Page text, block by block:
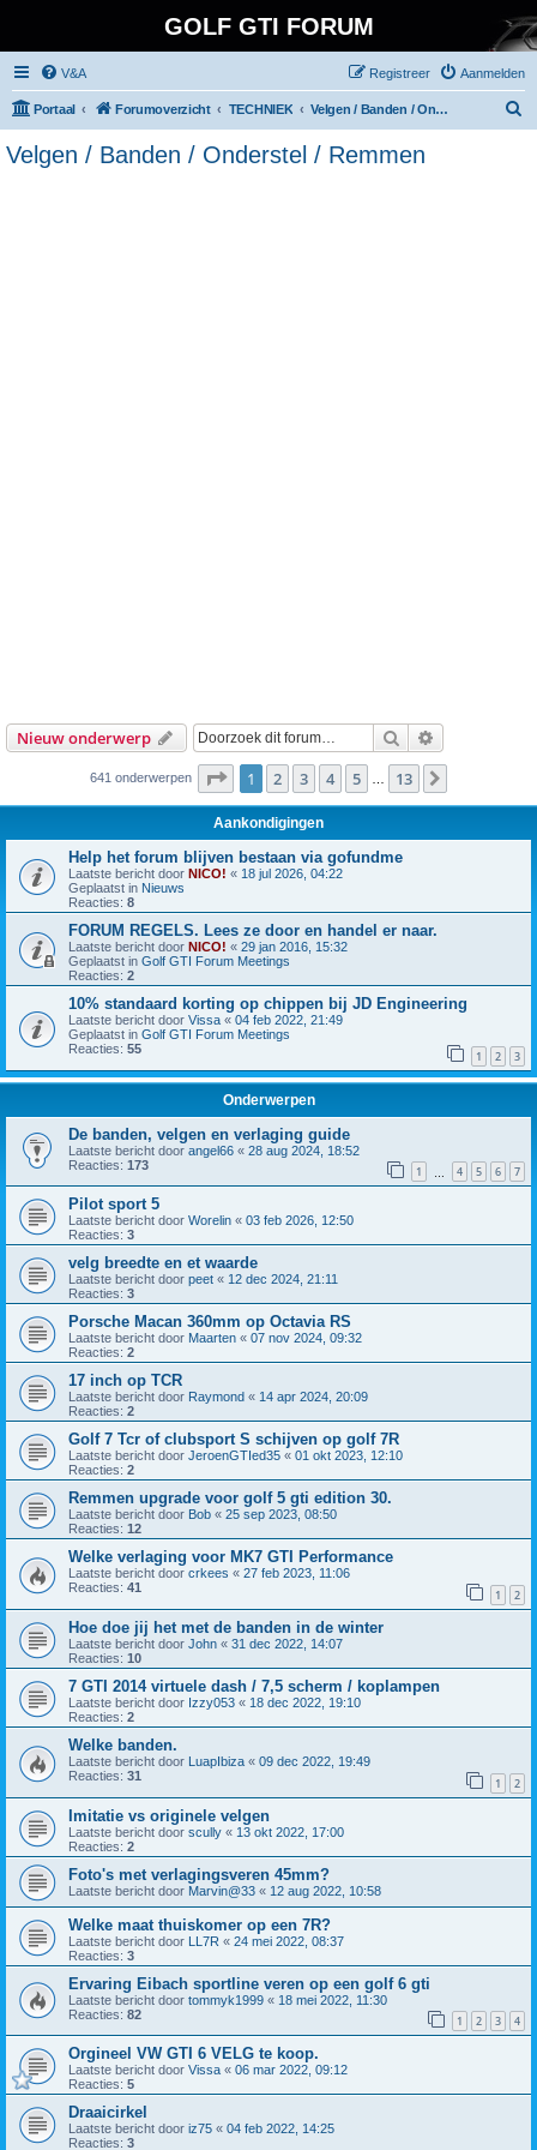
GOLF GTI FORUM
V&A Aanmelden
Registreer
Portaal Forumoverzicht TECHNIEK Velgen / Banden / Onderstel / Remmen
Velgen / Banden / Onderstel / Remmen
Nieuw onderwerp Zoek
641 onderwerpen Pagina van 13
1 2 3 4 5 13
Aankondigingen
Help het forum blijven bestaan via gofundme
Laatste bericht door NICO! « 18 jul 2026, 04:22
Geplaatst in Nieuws
Reacties: 8
FORUM REGELS. Lees ze door en handel er naar.
Laatste bericht door NICO! « 29 jan 2016, 15:32
Geplaatst in Golf GTI Forum Meetings
Reacties: 2
10% standaard korting op chippen bij JD Engineering
Laatste bericht door Vissa « 04 feb 2022, 21:49
Geplaatst in Golf GTI Forum Meetings
Reacties: 55 1 2 3
Onderwerpen
De banden, velgen en verlaging guide
Laatste bericht door angel66 « 28 aug 2024, 18:52
Reacties: 173 1 4 5 6 7
Pilot sport 5
Laatste bericht door Worelin « 03 feb 2026, 12:50
Reacties: 3
velg breedte en et waarde
Laatste bericht door peet « 12 dec 2024, 21:11
Reacties: 3
Porsche Macan 360mm op Octavia RS
Laatste bericht door Maarten « 07 nov 2024, 09:32
Reacties: 2
17 inch op TCR
Laatste bericht door Raymond « 14 apr 2024, 20:09
Reacties: 2
Golf 7 Tcr of clubsport S schijven op golf 7R
Laatste bericht door JeroenGTIed35 « 01 okt 2023, 12:10
Reacties: 2
Remmen upgrade voor golf 5 gti edition 30.
Laatste bericht door Bob « 25 sep 2023, 08:50
Reacties: 12
Welke verlaging voor MK7 GTI Performance
Laatste bericht door crkees « 27 feb 2023, 11:06
Reacties: 41 1 2
Hoe doe jij het met de banden in de winter
Laatste bericht door John « 31 dec 2022, 14:07
Reacties: 10
7 GTI 2014 virtuele dash / 7,5 scherm / koplampen
Laatste bericht door Izzy053 « 18 dec 2022, 19:10
Reacties: 2
Welke banden.
Laatste bericht door LuapIbiza « 09 dec 2022, 19:49
Reacties: 31 1 2
Imitatie vs originele velgen
Laatste bericht door scully « 13 okt 2022, 17:00
Reacties: 2
Foto's met verlagingsveren 45mm?
Laatste bericht door Marvin@33 « 12 aug 2022, 10:58
Welke maat thuiskomer op een 7R?
Laatste bericht door LL7R « 24 mei 2022, 08:37
Reacties: 3
Ervaring Eibach sportline veren op een golf 6 gti
Laatste bericht door tommyk1999 « 18 mei 2022, 11:30
Reacties: 82 1 2 3 4
Orgineel VW GTI 6 VELG te koop.
Laatste bericht door Vissa « 06 mar 2022, 09:12
Reacties: 5
Draaicirkel
Laatste bericht door iz75 « 04 feb 2022, 14:25
Reacties: 3